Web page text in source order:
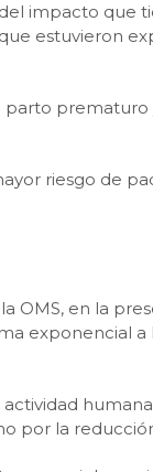
impacto que
estuvieron
riesgo de
OMS, en la
exponencial a
por la